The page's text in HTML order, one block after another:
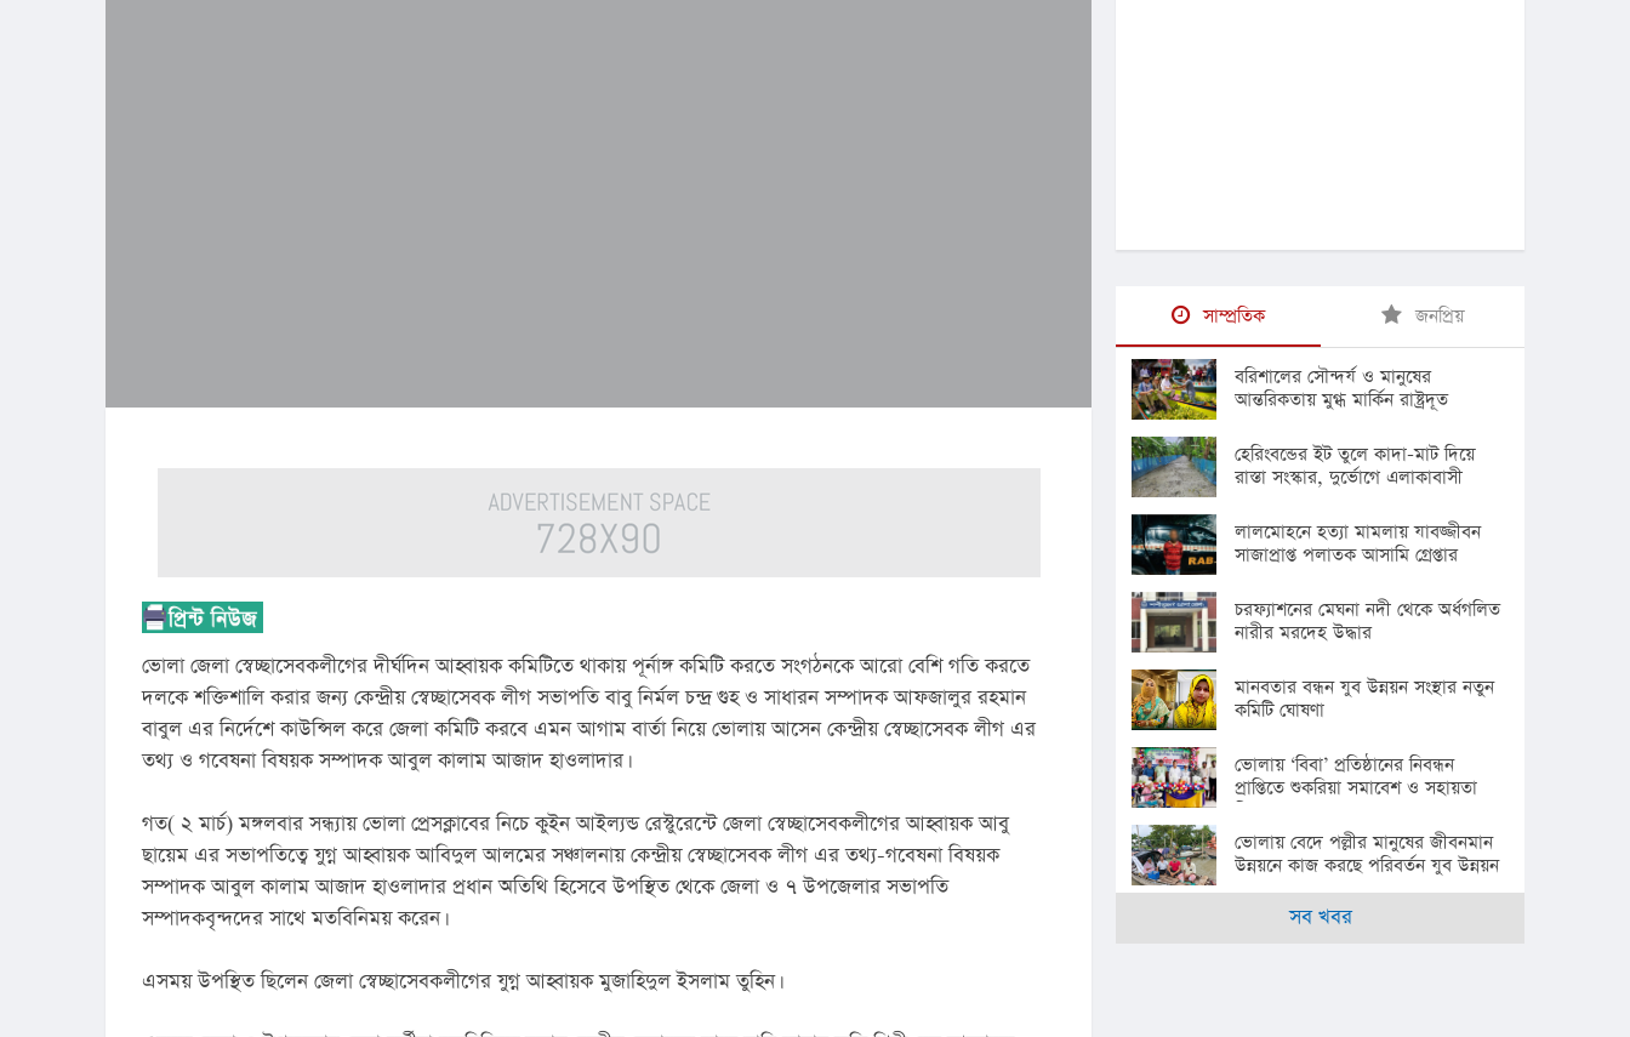
ভোলা জেলা স্বেচ্ছাসেবকলীগের দীর্ঘদিন আহ্বায়ক কমিটিতে থাকায় পূর্নাঙ্গ কমিটি করতে সংগঠনকে আরো বেশি গতি করতে
দলকে শক্তিশালি করার জন্য কেন্দ্রীয় স্বেচ্ছাসেবক লীগ সভাপতি বাবু নির্মল চন্দ্র গুহ ও সাধারন সম্পাদক আফজালুর রহমান
বাবুল এর নির্দেশে কাউন্সিল করে জেলা কমিটি করবে এমন আগাম বার্তা নিয়ে ভোলায় আসেন কেন্দ্রীয় স্বেচ্ছাসেবক লীগ এর
তথ্য ও গবেষনা বিষয়ক সম্পাদক আবুল কালাম আজাদ হাওলাদার।
গত( ২ মার্চ) মঙ্গলবার সন্ধ্যায় ভোলা প্রেসক্লাবের নিচে কুইন আইল্যন্ড রেস্টুরেন্টে জেলা স্বেচ্ছাসেবকলীগের আহ্বায়ক আবু
ছায়েম এর সভাপতিত্বে যুগ্ন আহ্বায়ক আবিদুল আলমের সঞ্চালনায় কেন্দ্রীয় স্বেচ্ছাসেবক লীগ এর তথ্য-গবেষনা বিষয়ক
সম্পাদক আবুল কালাম আজাদ হাওলাদার প্রধান অতিথি হিসেবে উপস্থিত থেকে জেলা ও ৭ উপজেলার সভাপতি
সম্পাদকবৃন্দদের সাথে মতবিনিময় করেন।
এসময় উপস্থিত ছিলেন জেলা স্বেচ্ছাসেবকলীগের যুগ্ন আহ্বায়ক মুজাহিদুল ইসলাম তুহিন।
সাম্প্রতিক জনপ্রিয়
বরিশালের সৌন্দর্য ও মানুষের
আন্তরিকতায় মুগ্ধ মার্কিন রাষ্ট্রদূত
হেরিংবন্ডের ইট তুলে কাদা-মাট দিয়ে
রাস্তা সংস্কার, দুর্ভোগে এলাকাবাসী
লালমোহনে হত্যা মামলায় যাবজ্জীবন
সাজাপ্রাপ্ত পলাতক আসামি গ্রেপ্তার
চরফ্যাশনের মেঘনা নদী থেকে অর্ধগলিত
নারীর মরদেহ উদ্ধার
মানবতার বন্ধন যুব উন্নয়ন সংস্থার নতুন
কমিটি ঘোষণা
ভোলায় ‘বিবা’ প্রতিষ্ঠানের নিবন্ধন
প্রাপ্তিতে শুকরিয়া সমাবেশ ও সহায়তা
বিতরণ
ভোলায় বেদে পল্লীর মানুষের জীবনমান
উন্নয়নে কাজ করছে পরিবর্তন যুব উন্নয়ন
সংস্থা
সব খবর